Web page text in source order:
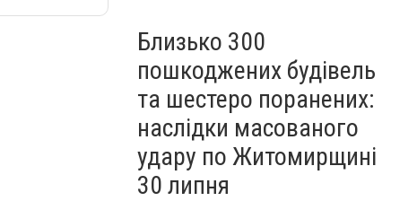
Близько 300
пошкоджених будівель
та шестеро поранених:
наслідки масованого
удару по Житомирщині
30 липня